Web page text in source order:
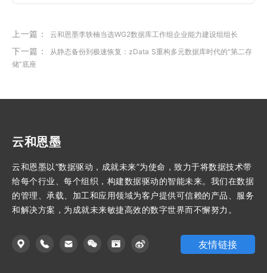
上一篇： 云和恩墨李轶楠当选WG2数据库工作组企业能力建设组组长
下一篇：
从静态备份到极速恢复：zData S重构多元数据库时代的“第二存
储”底座
云和恩墨
云和恩墨以“数据驱动，成就未来”为使命，致力于将数据技术带
给每个行业、每个组织，构建数据驱动的智能未来。我们在数据
的管理、承载、加工和应用领域为客户提供可信赖的产品、服务
和解决方案，为成就未来敏捷高效的数字世界而不懈努力。
友情链接